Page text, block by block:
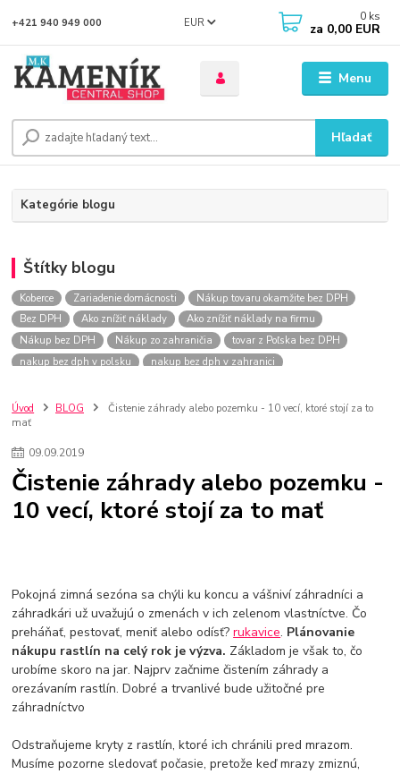
Menu
EUR
Hľadať
+421 940 949 000 0 ks
za 0,00 EUR
Kategórie blogu
Štítky blogu
Koberce Zariadenie domácnosti
Nákup tovaru okamžite bez DPH
Bez DPH
Ako znížiť náklady
Ako znížiť náklady na firmu
Nákup bez DPH
Nákup zo zahraničia
tovar z Poľska bez DPH
nakup bez dph v polsku
nakup bez dph v zahranici
nakupovanie na firmu bez dph
szco nakup bez dph
doplnky
doplnky do domácnosti
zlaté doplnky
Drezové batérie
Drez so zásuvko
Drezy Kuchynské drezy
Plyšové koberce
Kúpeľnové koberce
Behúne pvc linoleu
kúpelnové podložky
Provence
Usporiadanie obývacej izby Nábytok Boxy a obedáre
Úvod BLOG
Čistenie záhrady alebo pozemku - 10 vecí, ktoré stojí za to
mať
09.09.2019
Čistenie záhrady alebo pozemku -
10 vecí, ktoré stojí za to mať
Pokojná zimná sezóna sa chýli ku koncu a vášniví záhradníci a
záhradkári už uvažujú o zmenách v ich zelenom vlastníctve. Čo
preháňať, pestovať, meniť alebo odísť?rukavice. Plánovanie
nákupu rastlín na celý rok je výzva. Základom je však to, čo
urobíme skoro na jar. Najprv začnime čistením záhrady a
orezávaním rastlín. Dobré a trvanlivé bude užitočné pre
záhradníctvo
Odstraňujeme kryty z rastlín, ktoré ich chránili pred mrazom.
Musíme pozorne sledovať počasie, pretože keď mrazy zmiznú,